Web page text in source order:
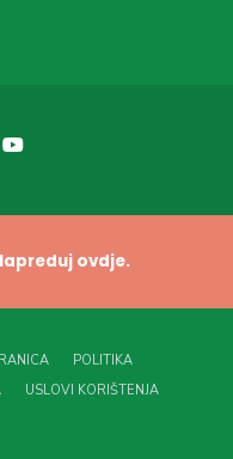
ovdje.
POLITIKA
USLOVI KORIŠTENJA